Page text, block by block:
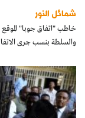
شمائل النور
خاطب "اتفاق جوبا" الموقع
والسلطة بنسب جرى